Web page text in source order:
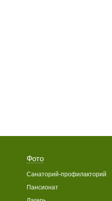
Фото
Санаторий-профилакторий
Пансионат